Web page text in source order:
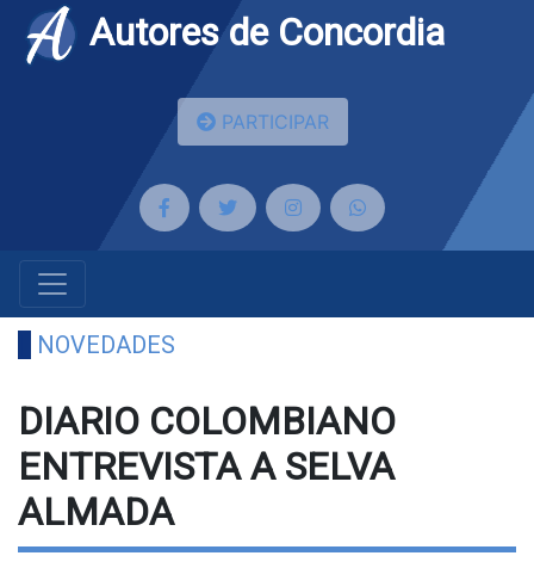
Autores de Concordia
PARTICIPAR
NOVEDADES
DIARIO COLOMBIANO
ENTREVISTA A SELVA
ALMADA